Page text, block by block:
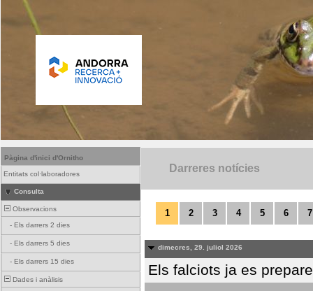
Pàgina d'inici d'Ornitho
Entitats col·laboradores
Consulta
Observacions
- Els darrers 2 dies
- Els darrers 5 dies
- Els darrers 15 dies
Dades i anàlisis
Darreres notícies
1 2 3 4 5 6 7
dimecres, 29. juliol 2026
Els falciots ja es